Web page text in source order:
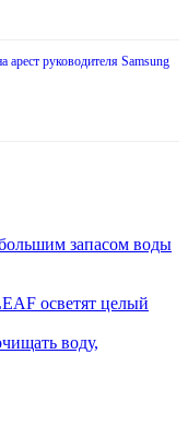
руководителя Samsung
запасом воды
осветят целый
воду,